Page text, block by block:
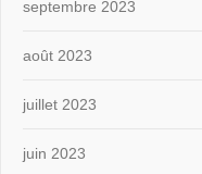
septembre 2023
août 2023
juillet 2023
juin 2023